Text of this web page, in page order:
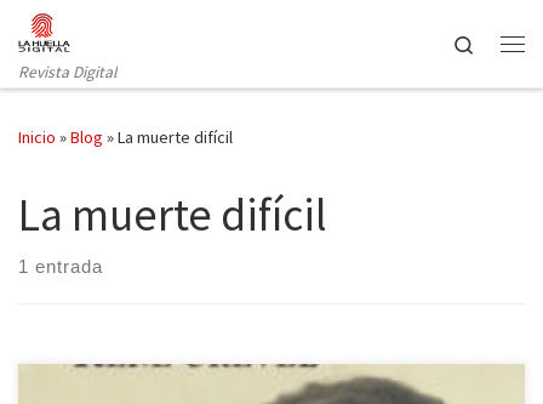
Saltar al contenido
Revista Digital
Search
Inicio »Blog »La muerte difícil
La muerte difícil
1 entrada